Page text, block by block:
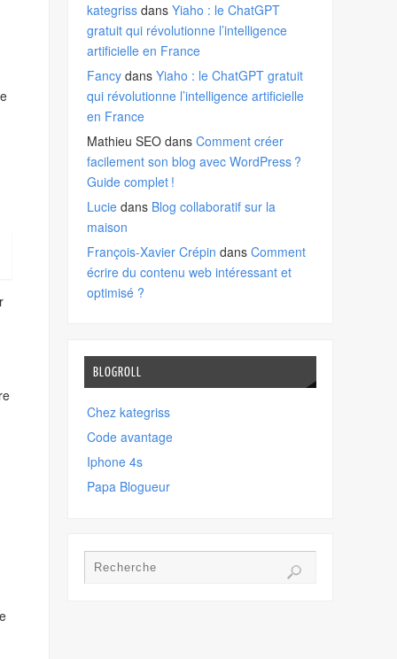
kategriss dansYiaho : le ChatGPT
gratuit qui révolutionne l’intelligence
artificielle en France
Fancy dansYiaho : le ChatGPT gratuit
qui révolutionne l’intelligence artificielle
en France
Mathieu SEO dansComment créer
facilement son blog avec WordPress ?
Guide complet !
Lucie dans Blog collaboratif sur la
maison
François-Xavier Crépin dansComment
écrire du contenu web intéressant et
optimisé ?
BLOGROLL
Chez kategriss
Code avantage
Iphone 4s
Papa Blogueur